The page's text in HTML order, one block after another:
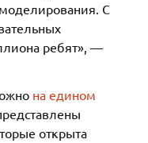
С
ребят», —
на едином
открыта